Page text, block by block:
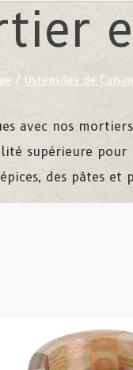
/ Ustensiles de
avec nos
supérieure
des pâtes